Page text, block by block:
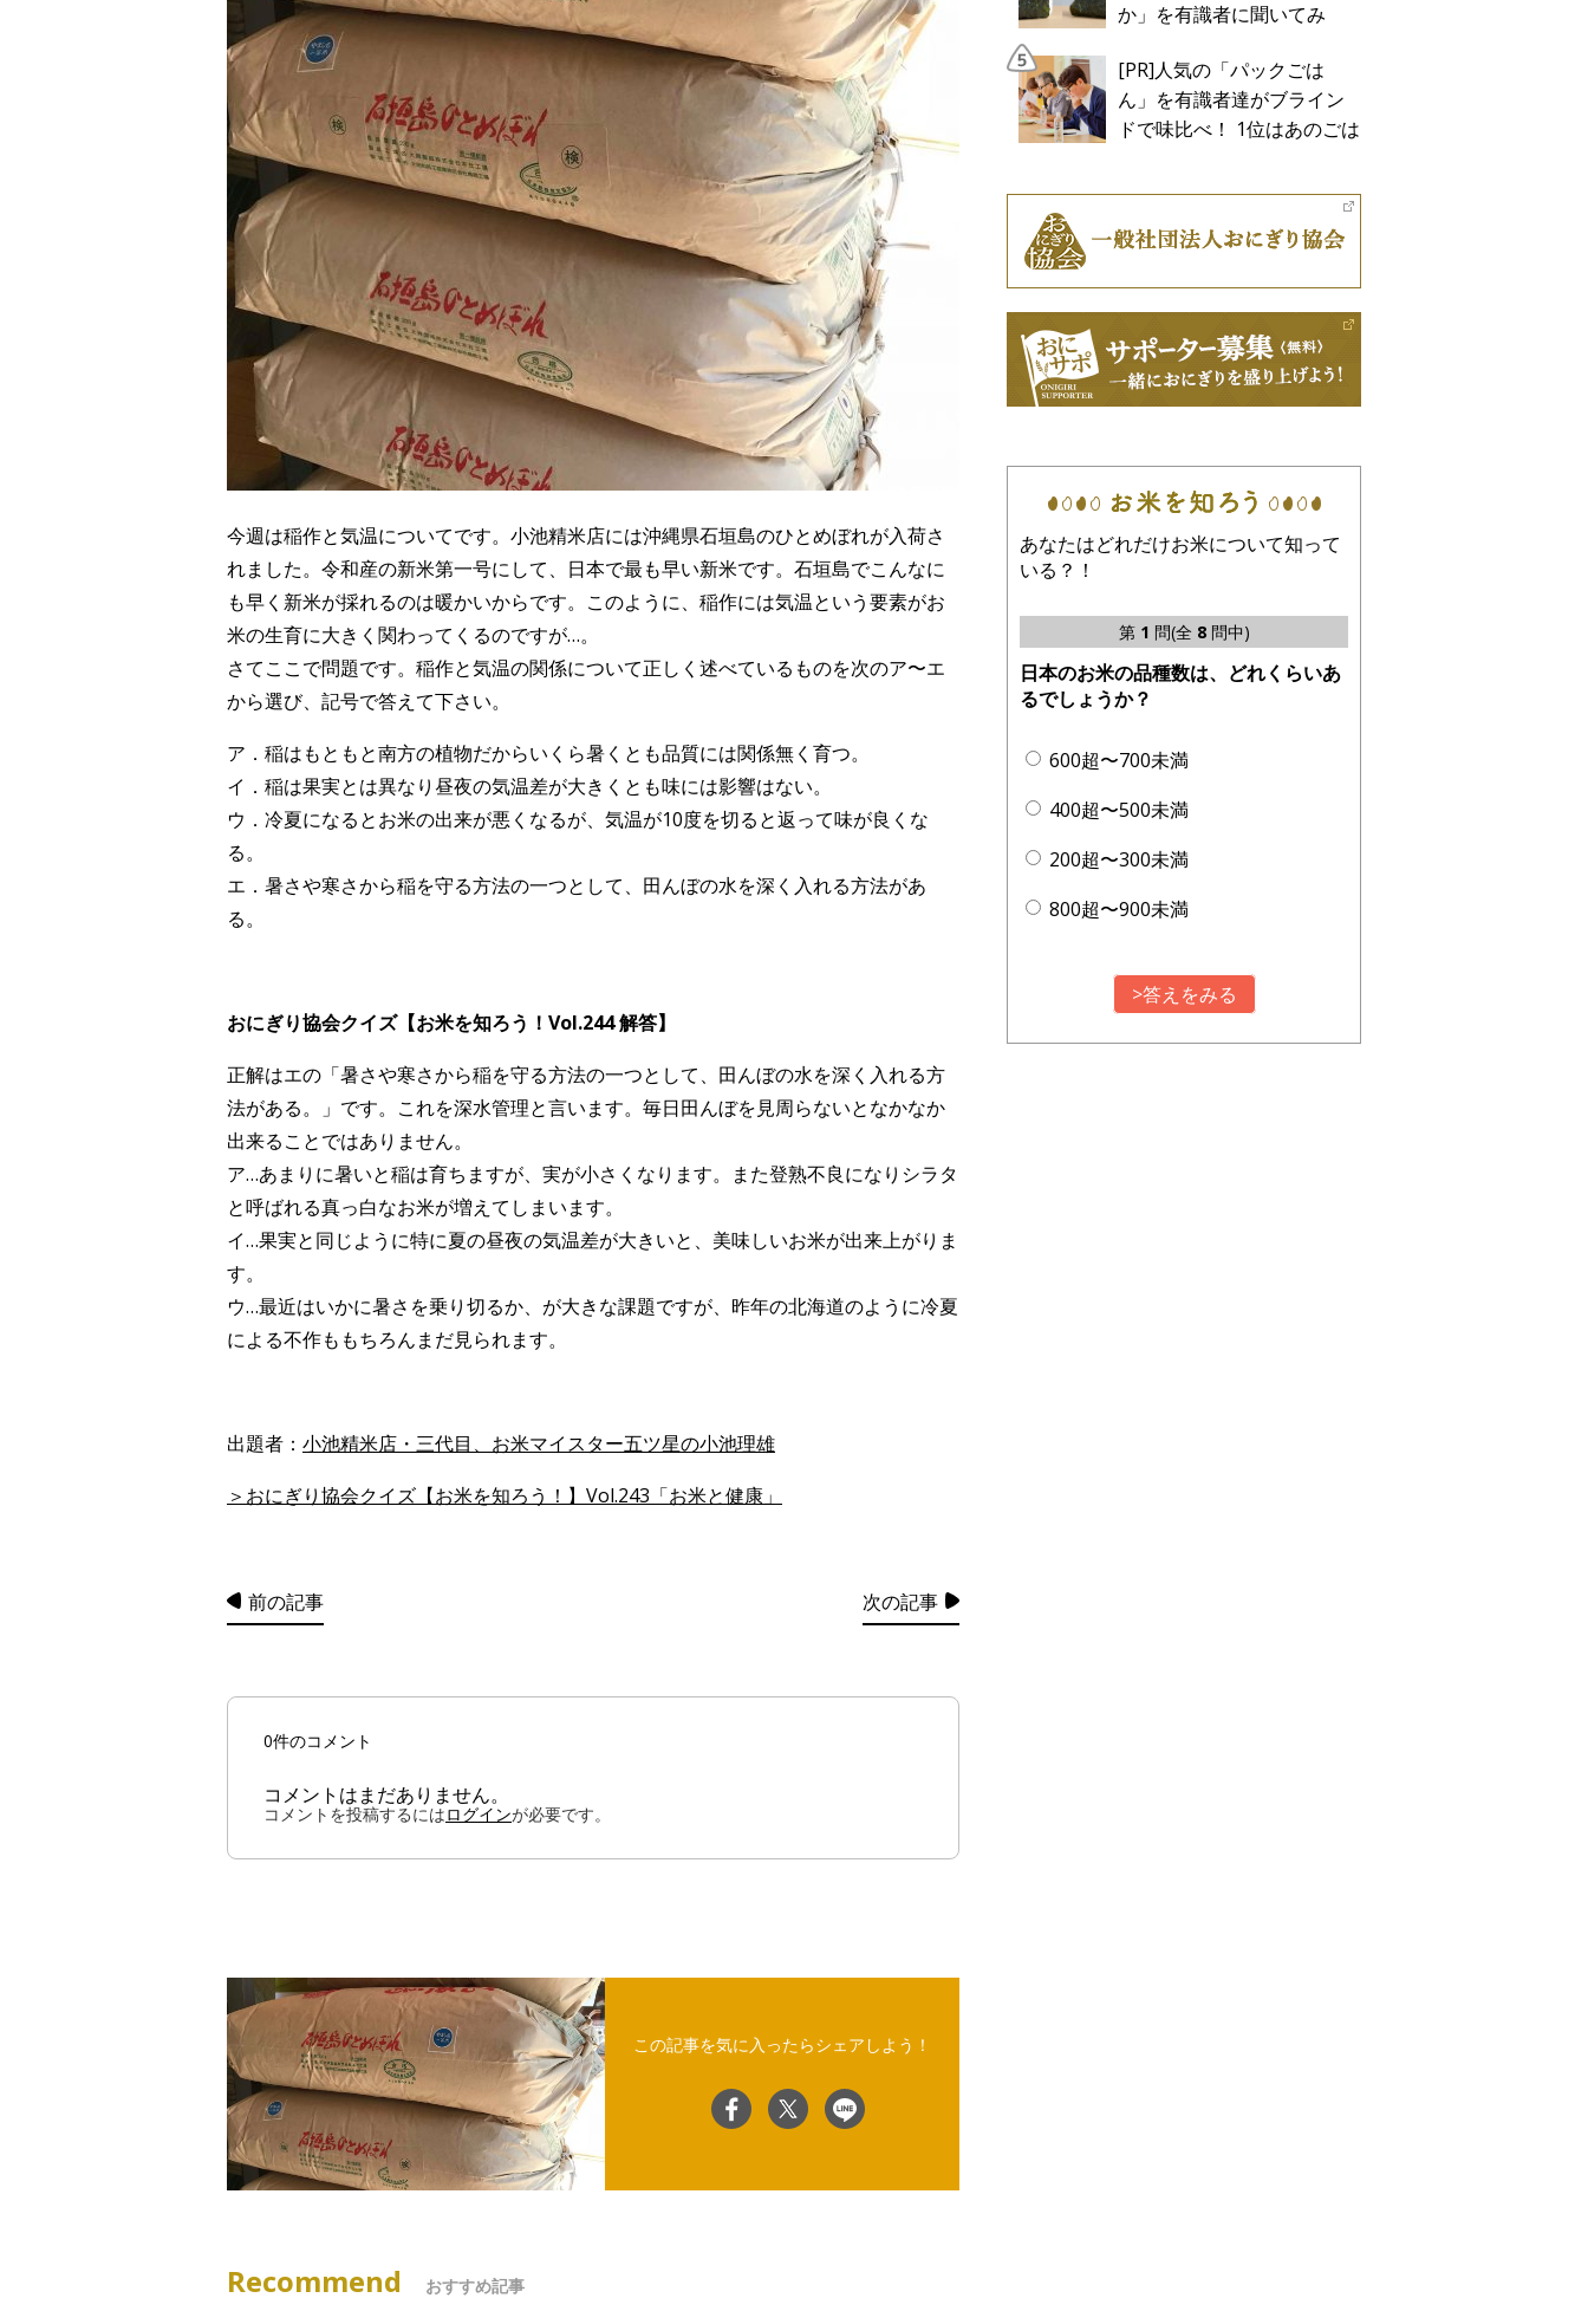
今週は稲作と気温についてです。小池精米店には沖縄県石垣島のひとめぼれが入荷さ
れました。令和産の新米第一号にして、日本で最も早い新米です。石垣島でこんなに
も早く新米が採れるのは暖かいからです。このように、稲作には気温という要素がお
米の生育に大きく関わってくるのですが…。
さてここで問題です。稲作と気温の関係について正しく述べているものを次のア〜エ
から選び、記号で答えて下さい。
ア．稲はもともと南方の植物だからいくら暑くとも品質には関係無く育つ。
イ．稲は果実とは異なり昼夜の気温差が大きくとも味には影響はない。
ウ．冷夏になるとお米の出来が悪くなるが、気温が10度を切ると返って味が良くな
る。
エ．暑さや寒さから稲を守る方法の一つとして、田んぼの水を深く入れる方法があ
る。
おにぎり協会クイズ【お米を知ろう！Vol.244 解答】
正解はエの「暑さや寒さから稲を守る方法の一つとして、田んぼの水を深く入れる方
法がある。」です。これを深水管理と言います。毎日田んぼを見周らないとなかなか
出来ることではありません。
ア…あまりに暑いと稲は育ちますが、実が小さくなります。また登熟不良になりシラタ
と呼ばれる真っ白なお米が増えてしまいます。
イ…果実と同じように特に夏の昼夜の気温差が大きいと、美味しいお米が出来上がりま
す。
ウ…最近はいかに暑さを乗り切るか、が大きな課題ですが、昨年の北海道のように冷夏
による不作ももちろんまだ見られます。
出題者： 小池精米店・三代目、お米マイスター五ツ星の小池理雄
＞おにぎり協会クイズ【お米を知ろう！】Vol.243「お米と健康」
前の記事 次の記事
0件のコメント
コメントはまだありません。
コメントを投稿するにはログインが必要です。
この記事を気に入ったらシェアしよう！
Recommend おすすめ記事
か」を有識者に聞いてみ
[PR]人気の「パックごは
ん」を有識者達がブライン
ドで味比べ！ 1位はあのごは
マーク
あなたはどれだけお米について知って
いる？！
第 1 問(全 8問中)
日本のお米の品種数は、どれくらいあ
るでしょうか？
600超〜700未満
400超〜500未満
200超〜300未満
800超〜900未満
>答えをみる